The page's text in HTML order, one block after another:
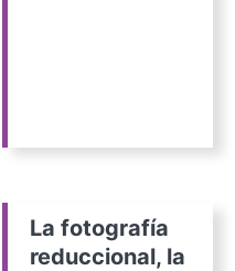
La fotografía
reduccional, la